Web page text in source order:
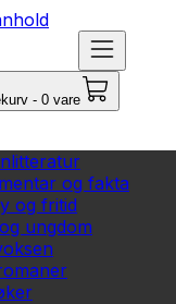
- 0 vare
og fakta
og fritid
ungdom